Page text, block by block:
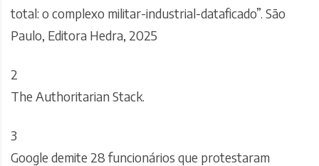
total: o complexo militar-industrial-dataficado”. São
Paulo, Editora Hedra, 2025
2
The Authoritarian Stack.
3
Google demite 28 funcionários que protestaram